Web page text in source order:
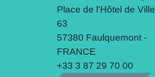
Place de l'Hôtel de
63
57380 Faulquemont -
FRANCE
+33 3 87 29 70 00